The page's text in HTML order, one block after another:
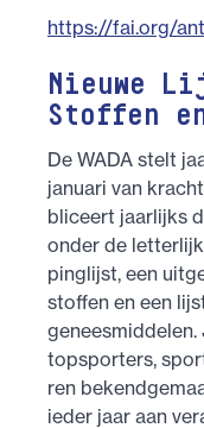
https://fai.org/
Nieuwe
Stoffen
De WA­DA stelt
ja­nu­a­ri van
bli­ceert jaar­lijks
on­der de
ping­lijst, een
stof­fen en een
top­spor­ters,
ren
ie­der jaar aan